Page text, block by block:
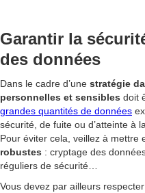
Garantir la
des données
Dans le cadre d’une stratégie
personnelles et sensibles doit
grandes quantités de données
sécurité, de fuite ou d’atteinte à
Pour éviter cela, veillez à mettre
robustes : cryptage des
réguliers de sécurité…
Vous devez par ailleurs